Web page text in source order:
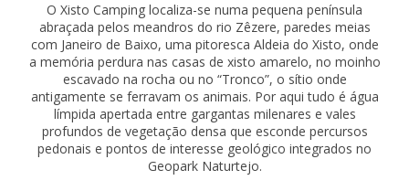
O Xisto Camping localiza-se numa pequena península
abraçada pelos meandros do rio Zêzere, paredes meias
com Janeiro de Baixo, uma pitoresca Aldeia do Xisto, onde
a memória perdura nas casas de xisto amarelo, no moinho
escavado na rocha ou no “Tronco”, o sítio onde
antigamente se ferravam os animais. Por aqui tudo é água
límpida apertada entre gargantas milenares e vales
profundos de vegetação densa que esconde percursos
pedonais e pontos de interesse geológico integrados no
Geopark Naturtejo.